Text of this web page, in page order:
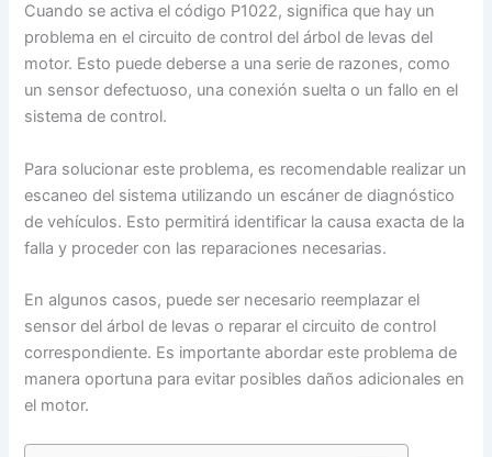
Cuando se activa el código P1022, significa que hay un
problema en el circuito de control del árbol de levas del
motor. Esto puede deberse a una serie de razones, como
un sensor defectuoso, una conexión suelta o un fallo en el
sistema de control.
Para solucionar este problema, es recomendable realizar un
escaneo del sistema utilizando un escáner de diagnóstico
de vehículos. Esto permitirá identificar la causa exacta de la
falla y proceder con las reparaciones necesarias.
En algunos casos, puede ser necesario reemplazar el
sensor del árbol de levas o reparar el circuito de control
correspondiente. Es importante abordar este problema de
manera oportuna para evitar posibles daños adicionales en
el motor.